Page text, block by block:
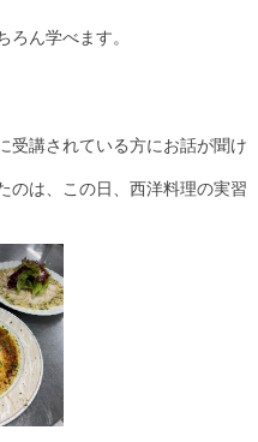
ろん学べます。
受講されている方にお話が聞け
のは、この日、西洋料理の実習